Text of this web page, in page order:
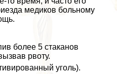
медиков больному
более 5 стаканов
рвоту.
уголь).